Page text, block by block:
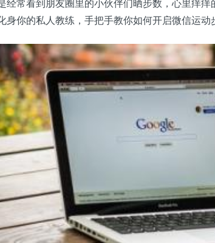
经常看到朋友圈里的小伙伴们晒步数，心里痒
身你的私人教练，手把手教你如何开启微信运动